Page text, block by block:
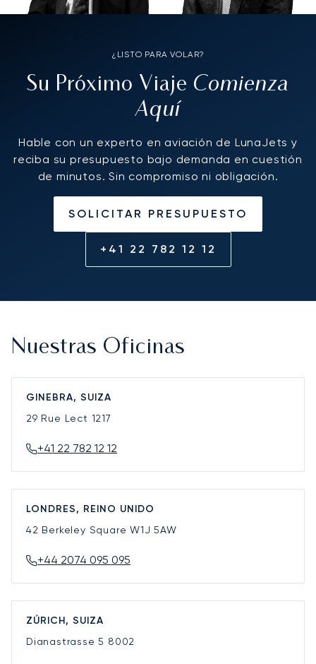
¿LISTO PARA VOLAR?
Su Próximo Viaje Comienza
Aquí
Hable con un experto en aviación de LunaJets y
reciba su presupuesto bajo demanda en cuestión
de minutos. Sin compromiso ni obligación.
SOLICITAR PRESUPUESTO
+41 22 782 12 12
Nuestras Oficinas
GINEBRA, SUIZA
29 Rue Lect 1217
+41 22 782 12 12
LONDRES, REINO UNIDO
42 Berkeley SquareW1J 5AW
+44 2074 095 095
ZÚRICH, SUIZA
Dianastrasse 5 8002